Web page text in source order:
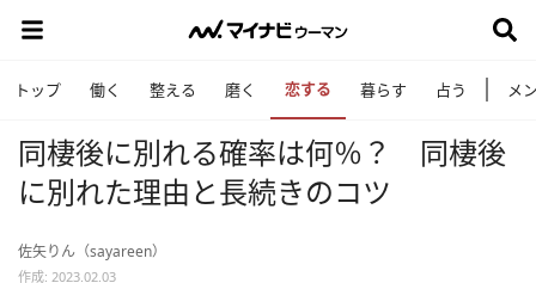
トップ 働く 整える 磨く 恋する 暮らす 占う メ
同棲後に別れる確率は何％？ 同棲後
に別れた理由と長続きのコツ
佐矢りん（sayareen）
作成: 2023.02.03